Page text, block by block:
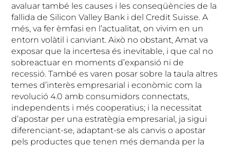
avaluar també les causes i les conseqüències de la
fallida de Silicon Valley Bank i del Credit Suisse. A
més, va fer èmfasi en l’actualitat, on vivim en un
entorn volàtil i canviant. Això no obstant, Amat va
exposar que la incertesa és inevitable, i que cal no
sobreactuar en moments d’expansió ni de
recessió. També es varen posar sobre la taula altres
temes d’interès empresarial i econòmic com la
revolució 4.0 amb consumidors connectats,
independents i més cooperatius; i la necessitat
d’apostar per una estratègia empresarial, ja sigui
diferenciant-se, adaptant-se als canvis o apostar
pels productes que tenen més demanda per la